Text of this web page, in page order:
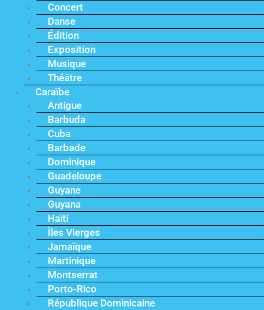
Concert
Danse
Édition
Exposition
Musique
Théâtre
Caraïbe
Antigue
Barbuda
Cuba
Barbade
Dominique
Guadeloupe
Guyane
Guyana
Haïti
Îles Vierges
Jamaïque
Martinique
Montserrat
Porto-Rico
République Dominicaine